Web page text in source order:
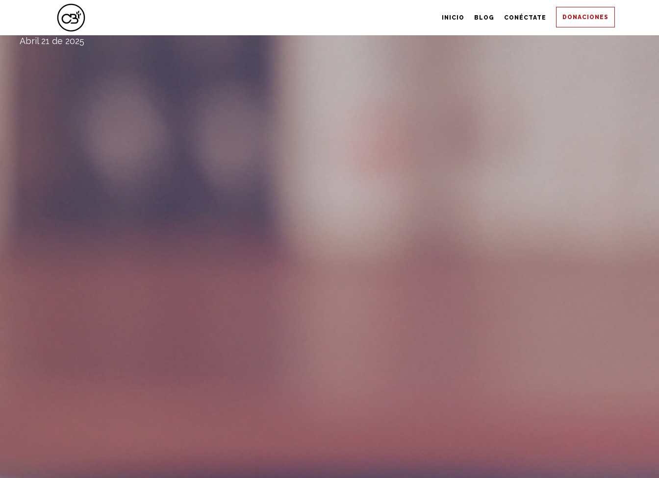
INICIO BLOG CONÉCTATE DONACIONES
PRESTOS A RECIBIR LA ENSEÑANZA Y ACCIONARLA
Abril 21 de 2025